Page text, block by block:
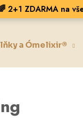
2+1 ZDARMA na
a Ómelixir®
Co